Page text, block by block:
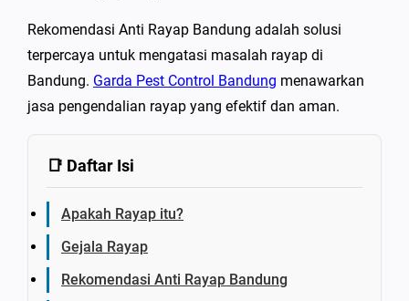
Rekomendasi Anti Rayap Bandung adalah solusi
terpercaya untuk mengatasi masalah rayap di
Bandung. Garda Pest Control Bandung menawarkan
jasa pengendalian rayap yang efektif dan aman.
📑 Daftar Isi
Apakah Rayap itu?
Gejala Rayap
Rekomendasi Anti Rayap Bandung